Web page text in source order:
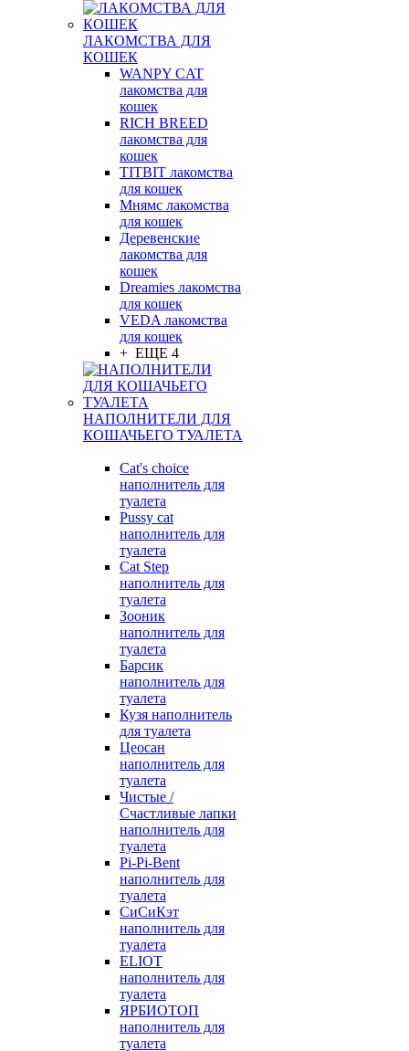
ЛАКОМСТВА ДЛЯ
КОШЕК
WANPY CAT
лакомства для
кошек
RICH BREED
лакомства для
кошек
TITBIT лакомства
для кошек
Мнямс лакомства
для кошек
Деревенские
лакомства для
кошек
Dreamies лакомства
для кошек
VEDA лакомства
для кошек
+ ЕЩЕ 4
НАПОЛНИТЕЛИ ДЛЯ
КОШАЧЬЕГО ТУАЛЕТА
Cat's choice
наполнитель для
туалета
Pussy cat
наполнитель для
туалета
Cat Step
наполнитель для
туалета
Зооник
наполнитель для
туалета
Барсик
наполнитель для
туалета
Кузя наполнитель
для туалета
Цеосан
наполнитель для
туалета
Чистые /
Счастливые лапки
наполнитель для
туалета
Pi-Pi-Bent
наполнитель для
туалета
СиСиКэт
наполнитель для
туалета
ELIOT
наполнитель для
туалета
ЯРБИОТОП
наполнитель для
туалета